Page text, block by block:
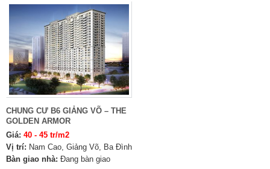
CHUNG CƯ B6 GIẢNG VÕ – THE
GOLDEN ARMOR
Giá: 40 - 45 tr/m2
Vị trí: Nam Cao, Giảng Võ, Ba Đình
Bàn giao nhà: Đang bàn giao